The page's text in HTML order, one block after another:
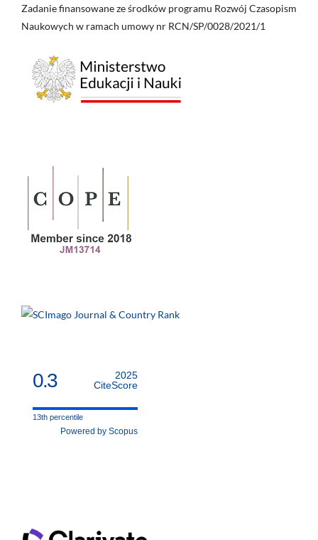
Zadanie finansowane ze środków programu Rozwój Czasopism
Naukowych w ramach umowy nr RCN/SP/0028/2021/1
0.3
2025
CiteScore
13th percentile
Powered by Scopus